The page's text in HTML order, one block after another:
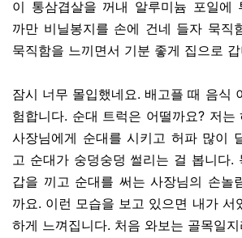
이 통삼겹살을 꺼내 알루미늄 포일에
까만 비닐봉지를 손에 건네 들자 묵직
묵직함을 느끼면서 기분 좋게 집으로
잠시 너무 몰입했네요. 배고플 때 음식
험합니다. 순대 트럭은 어떨까요? 저는
사장님에게 순대를 시키고 허파 많이
고 순대가 숭덩숭덩 썰리는 걸 봅니다.
갑을 끼고 순대를 써는 사장님의 손놀
까요. 이런 모습을 보고 있으면 내가 서
하게 느껴집니다. 처음 와보는 골목일지